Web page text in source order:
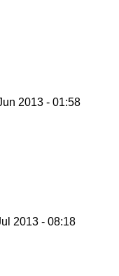
2013 - 01:58
2013 - 08:18